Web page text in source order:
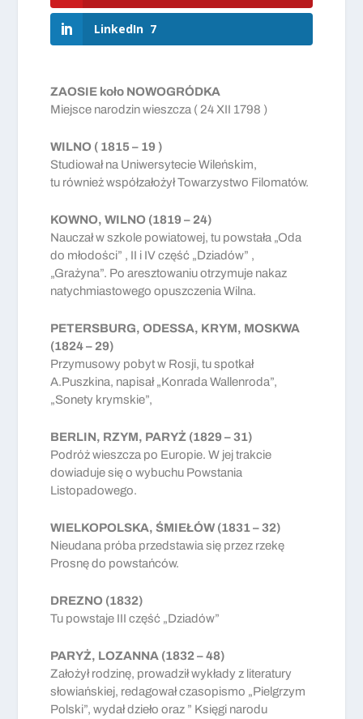
LinkedIn 7
ZAOSIE koło NOWOGRÓDKA
Miejsce narodzin wieszcza ( 24 XII 1798 )
WILNO ( 1815 – 19 )
Studiował na Uniwersytecie Wileńskim,
tu również współzałożył Towarzystwo Filomatów.
KOWNO, WILNO (1819 – 24)
Nauczał w szkole powiatowej, tu powstała „Oda
do młodości” , II i IV część „Dziadów” ,
„Grażyna”. Po aresztowaniu otrzymuje nakaz
natychmiastowego opuszczenia Wilna.
PETERSBURG, ODESSA, KRYM, MOSKWA
(1824 – 29)
Przymusowy pobyt w Rosji, tu spotkał
A.Puszkina, napisał „Konrada Wallenroda”,
„Sonety krymskie”,
BERLIN, RZYM, PARYŻ (1829 – 31)
Podróż wieszcza po Europie. W jej trakcie
dowiaduje się o wybuchu Powstania
Listopadowego.
WIELKOPOLSKA, ŚMIEŁÓW (1831 – 32)
Nieudana próba przedstawia się przez rzekę
Prosnę do powstańców.
DREZNO (1832)
Tu powstaje III część „Dziadów”
PARYŻ, LOZANNA (1832 – 48)
Założył rodzinę, prowadził wykłady z literatury
słowiańskiej, redagował czasopismo „Pielgrzym
Polski”, wydał dzieło oraz ” Księgi narodu